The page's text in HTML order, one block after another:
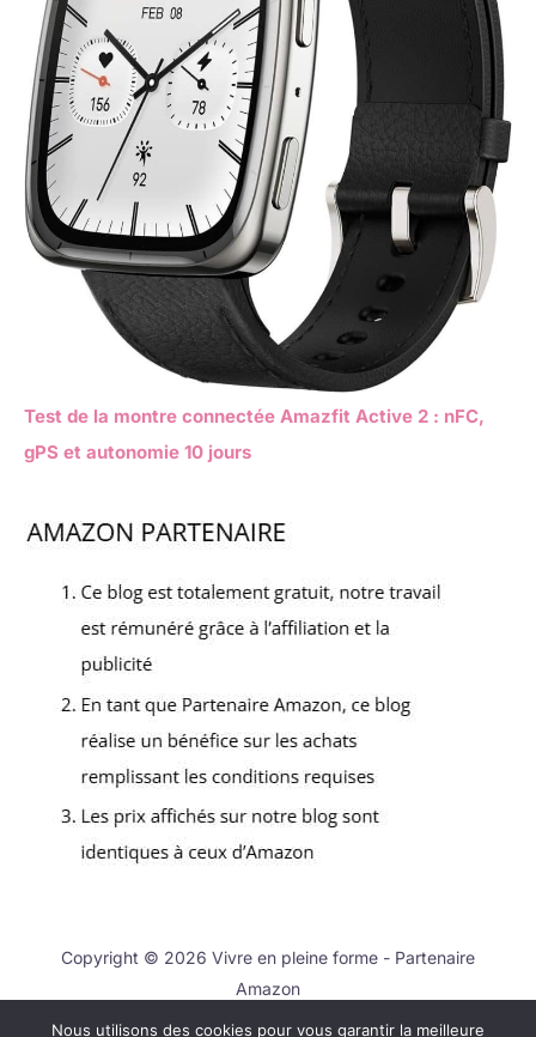
Test de la montre connectée Amazfit Active 2 : nFC,
gPS et autonomie 10 jours
Copyright © 2026 Vivre en pleine forme - Partenaire
Amazon
Contact
Nous utilisons des cookies pour vous garantir la meilleure